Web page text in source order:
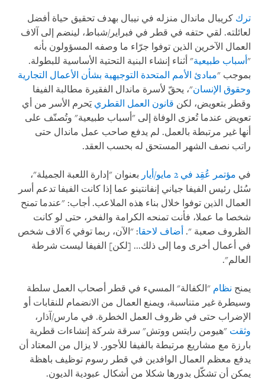
ترك كريبال ماندال منزله في نيبال بهدف تحقيق حياة أفضل
لعائلته. لقي حتفه في قطر في فبراير/شباط، لينضم إلى آلاف
العمال الآخرين الذين توفوا جرّاء ما وصفه المسؤولون بأنه
" أسباب طبيعية" أثناء إنشاء البنية التحتية الأساسية للبطولة.
بموجب "مبادئ الأمم المتحدة التوجيهية بشأن الأعمال التجارية
وحقوق الإنسان"، يحقّ لأسرة ماندال الفقيرة مطالبة الفيفا
وقطر بتعويض، لكن قانون العمل القطري يَحرم الأسر من أي
تعويض عندما تُعزى الوفاة إلى "أسباب طبيعية" وتُصنّف على
أنها غير مرتبطة بالعمل. لم يدفع صاحب عمل ماندال حتى
راتب نصف الشهر المستحق له بحسب العقد.
في مؤتمر عُقِد في 2 مايو/أيار
بعنوان "إدارة اللعبة الجميلة"،
سُئل رئيس الفيفا جياني إنفانتينو عما إذا كانت الفيفا تدعم أسر
العمال الذين توفوا خلال بناء هذه الملاعب. أجاب: "عندما تمنح
شخصا ما عملا، فأنت تمنحه الكرامة والفخر، حتى لو كانت
الظروف صعبة ". أضاف لاحقا
: "الآن، ربما توفي 6 آلاف شخص
في أعمال أخرى وما إلى ذلك... [لكن] الفيفا ليست شرطة
العالم".
يمنح نظام "الكفالة" المسيء في قطر أصحاب العمل سلطة
وسيطرة غير متناسبة، ويمنع العمال من الانضمام للنقابات أو
الإضراب حتى في ظروف العمل الخطرة. في مارس/آذار،
وثقت "هيومن رايتس ووتش" سرقة شركة إنشاءات قطرية
بارزة مع مشاريع مرتبطة بالفيفا للأجور. لا يزال من المعتاد أن
يدفع معظم العمال الوافدين في قطر رسوم توظيف باهظة
يمكن أن تشكّل بدورها شكلا من أشكال عبودية الديون.